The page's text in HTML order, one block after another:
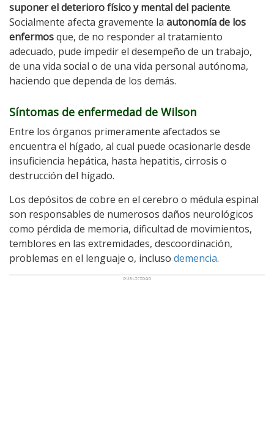
suponer el deterioro físico y mental del paciente.
Socialmente afecta gravemente la autonomía de los
enfermosque, de no responder al tratamiento
adecuado, pude impedir el desempeño de un trabajo,
de una vida social o de una vida personal autónoma,
haciendo que dependa de los demás.
Síntomas de enfermedad de Wilson
Entre los órganos primeramente afectados se
encuentra el hígado, al cual puede ocasionarle desde
insuficiencia hepática, hasta hepatitis, cirrosis o
destrucción del hígado.
Los depósitos de cobre en el cerebro o médula espinal
son responsables de numerosos daños neurológicos
como pérdida de memoria, dificultad de movimientos,
temblores en las extremidades, descoordinación,
problemas en el lenguaje o, incluso demencia.